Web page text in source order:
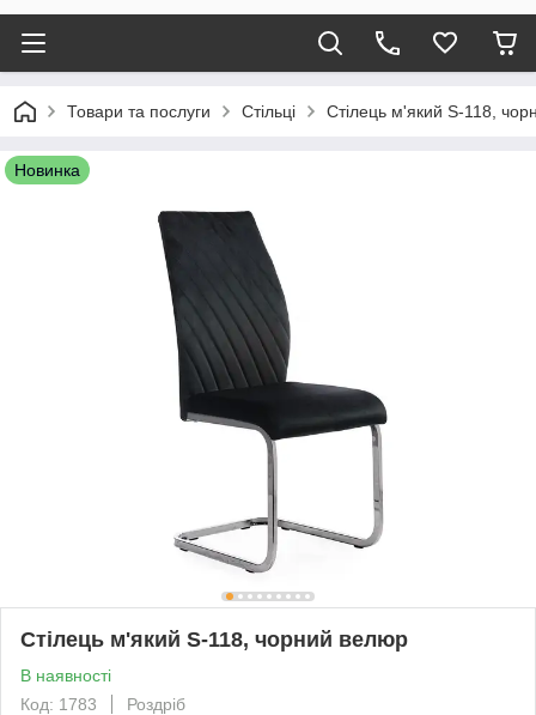
Товари та послуги Стільці Стілець м'який S-118,
Новинка
Стілець м'який S-118, чорний велюр
В наявності
Код: 1783
Роздріб